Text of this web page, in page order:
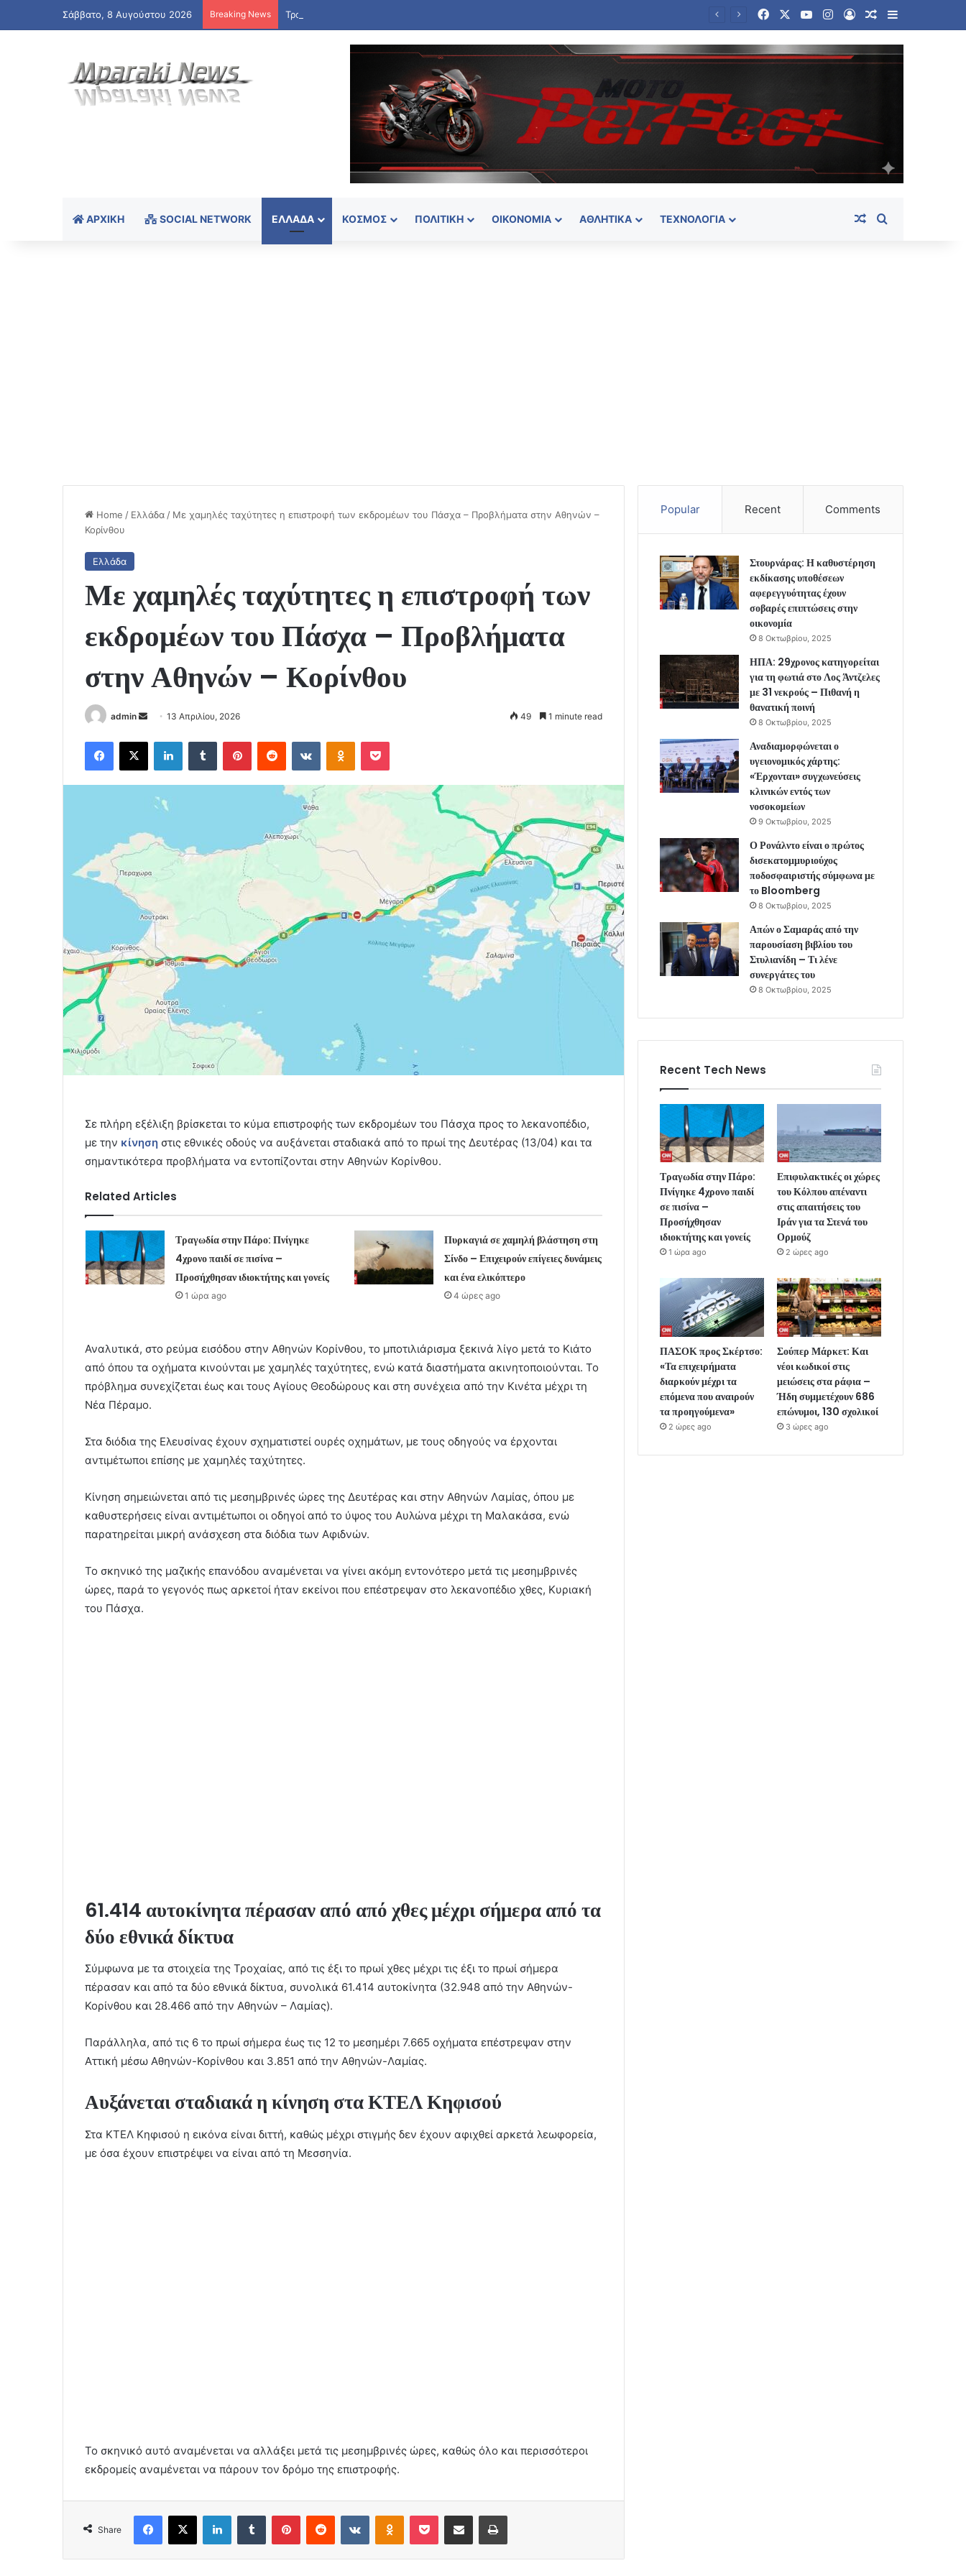
Σάββατο, 8 Αυγούστου 2026 Breaking News Τραγωδία στην Πάρο: Πνίγηκε 4χρονο παιδί σε πισίνα – Προσήχθησαν ιδιοκτήτης και γονείς FacebookYouTubeInstagram
Log InRandom Article
Sidebar
ΑΡΧΙΚΉ SOCIAL NETWORK ΕΛΛΆΔΑ ΚΌΣΜΟΣ ΠΟΛΙΤΙΚΉ ΟΙΚΟΝΟΜΊΑ ΑΘΛΗΤΙΚΆ ΤΕΧΝΟΛΟΓΊΑ Random Article
Home / Ελλάδα / Με χαμηλές ταχύτητες η επιστροφή των εκδρομέων του Πάσχα – Προβλήματα στην Αθηνών –
Κορίνθου
Ελλάδα
Με χαμηλές ταχύτητες η επιστροφή των
εκδρομέων του Πάσχα – Προβλήματα
στην Αθηνών – Κορίνθου
admin
Send
email
13 Απριλίου, 2026 49 1 minute read
Facebook
X LinkedInTumblr PinterestReddit VKontakteOdnoklassniki
Pocket
Σε πλήρη εξέλιξη βρίσκεται το κύμα επιστροφής των εκδρομέων του Πάσχα προς το λεκανοπέδιο,
με την κίνηση στις εθνικές οδούς να αυξάνεται σταδιακά από το πρωί της Δευτέρας (13/04) και τα
σημαντικότερα προβλήματα να εντοπίζονται στην Αθηνών Κορίνθου.
Related Articles
Τραγωδία στην Πάρο: Πνίγηκε
4χρονο παιδί σε πισίνα –
Προσήχθησαν ιδιοκτήτης και γονείς
1 ώρα ago
Πυρκαγιά σε χαμηλή βλάστηση στη
Σίνδο – Επιχειρούν επίγειες δυνάμεις
και ένα ελικόπτερο
4 ώρες ago
Αναλυτικά, στο ρεύμα εισόδου στην Αθηνών Κορίνθου, το μποτιλιάρισμα ξεκινά λίγο μετά το Κιάτο
από όπου τα οχήματα κινούνται με χαμηλές ταχύτητες, ενώ κατά διαστήματα ακινητοποιούνται. Το
πρόβλημα συνεχίζεται έως και τους Αγίους Θεοδώρους και στη συνέχεια από την Κινέτα μέχρι τη
Νέα Πέραμο.
Στα διόδια της Ελευσίνας έχουν σχηματιστεί ουρές οχημάτων, με τους οδηγούς να έρχονται
αντιμέτωποι επίσης με χαμηλές ταχύτητες.
Κίνηση σημειώνεται από τις μεσημβρινές ώρες της Δευτέρας και στην Αθηνών Λαμίας, όπου με
καθυστερήσεις είναι αντιμέτωποι οι οδηγοί από το ύψος του Αυλώνα μέχρι τη Μαλακάσα, ενώ
παρατηρείται μικρή ανάσχεση στα διόδια των Αφιδνών.
Το σκηνικό της μαζικής επανόδου αναμένεται να γίνει ακόμη εντονότερο μετά τις μεσημβρινές
ώρες, παρά το γεγονός πως αρκετοί ήταν εκείνοι που επέστρεψαν στο λεκανοπέδιο χθες, Κυριακή
του Πάσχα.
61.414 αυτοκίνητα πέρασαν από από χθες μέχρι σήμερα από τα
δύο εθνικά δίκτυα
Σύμφωνα με τα στοιχεία της Τροχαίας, από τις έξι το πρωί χθες μέχρι τις έξι το πρωί σήμερα
πέρασαν και από τα δύο εθνικά δίκτυα, συνολικά 61.414 αυτοκίνητα (32.948 από την Αθηνών-
Κορίνθου και 28.466 από την Αθηνών – Λαμίας).
Παράλληλα, από τις 6 το πρωί σήμερα έως τις 12 το μεσημέρι 7.665 οχήματα επέστρεψαν στην
Αττική μέσω Αθηνών-Κορίνθου και 3.851 από την Αθηνών-Λαμίας.
Αυξάνεται σταδιακά η κίνηση στα ΚΤΕΛ Κηφισού
Στα ΚΤΕΛ Κηφισού η εικόνα είναι διττή, καθώς μέχρι στιγμής δεν έχουν αφιχθεί αρκετά λεωφορεία,
με όσα έχουν επιστρέψει να είναι από τη Μεσσηνία.
Το σκηνικό αυτό αναμένεται να αλλάξει μετά τις μεσημβρινές ώρες, καθώς όλο και περισσότεροι
εκδρομείς αναμένεται να πάρουν τον δρόμο της επιστροφής.
Share
Facebook
X LinkedInTumblr PinterestReddit VKontakteOdnoklassniki
Pocket Share via Email Print
Popular Recent Comments
Στουρνάρας: Η καθυστέρηση
εκδίκασης υποθέσεων
αφερεγγυότητας έχουν
σοβαρές επιπτώσεις στην
οικονομία
8 Οκτωβρίου, 2025
ΗΠΑ: 29χρονος κατηγορείται
για τη φωτιά στο Λος Άντζελες
με 31 νεκρούς – Πιθανή η
θανατική ποινή
8 Οκτωβρίου, 2025
Αναδιαμορφώνεται ο
υγειονομικός χάρτης:
«Έρχονται» συγχωνεύσεις
κλινικών εντός των
νοσοκομείων
9 Οκτωβρίου, 2025
Ο Ρονάλντο είναι ο πρώτος
δισεκατομμυριούχος
ποδοσφαιριστής σύμφωνα με
το Bloomberg
8 Οκτωβρίου, 2025
Απών ο Σαμαράς από την
παρουσίαση βιβλίου του
Στυλιανίδη – Τι λένε
συνεργάτες του
8 Οκτωβρίου, 2025
Recent Tech News
Τραγωδία στην Πάρο:
Πνίγηκε 4χρονο παιδί
σε πισίνα –
Προσήχθησαν
ιδιοκτήτης και γονείς
1 ώρα ago
Επιφυλακτικές οι χώρες
του Κόλπου απέναντι
στις απαιτήσεις του
Ιράν για τα Στενά του
Ορμούζ
2 ώρες ago
ΠΑΣΟΚ προς Σκέρτσο:
«Τα επιχειρήματα
διαρκούν μέχρι τα
επόμενα που αναιρούν
τα προηγούμενα»
2 ώρες ago
Σούπερ Μάρκετ: Και
νέοι κωδικοί στις
μειώσεις στα ράφια –
Ήδη συμμετέχουν 686
επώνυμοι, 130 σχολικοί
3 ώρες ago